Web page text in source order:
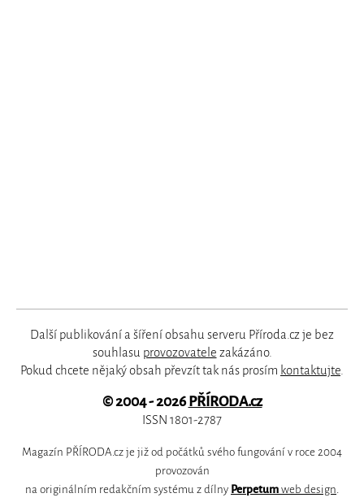
Další publikování a šíření obsahu serveru Příroda.cz je bez
souhlasu provozovatele zakázáno.
Pokud chcete nějaký obsah převzít tak nás prosím kontaktujte.
© 2004 - 2026PŘÍRODA.cz
ISSN 1801-2787
Magazín PŘÍRODA.cz je již od počátků svého fungování v roce 2004
provozován
na originálním redakčním systému z dílny Perpetum web design